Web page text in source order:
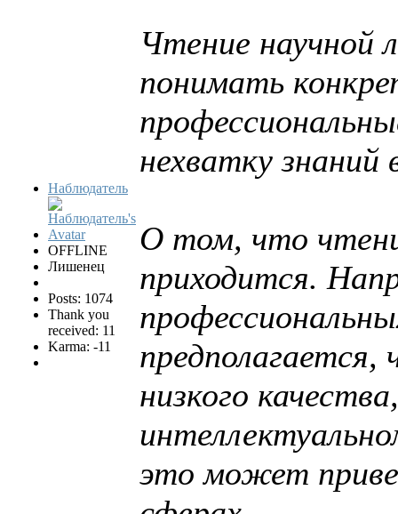
Наблюдатель
OFFLINE
Лишенец
Posts: 1074
Thank you
received: 11
Karma: -11
Чтение научной
понимать
нехватку знаний
О том, что
приходится.
предполагается,
низкого
это может